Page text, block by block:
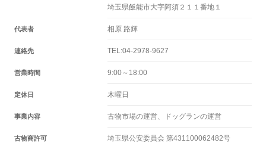
埼玉県飯能市大字阿須２１１番地１
代表者 相原 路輝
連絡先 TEL:04-2978-9627
営業時間 9:00～18:00
定休日 木曜日
事業内容 古物市場の運営、ドッグランの運営
古物商許可
埼玉県公安委員会 第431100062482号